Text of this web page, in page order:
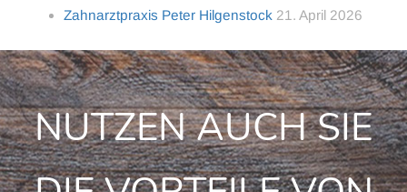
Zahnarztpraxis Peter Hilgenstock 21. April 2026
NUTZEN AUCH SIE